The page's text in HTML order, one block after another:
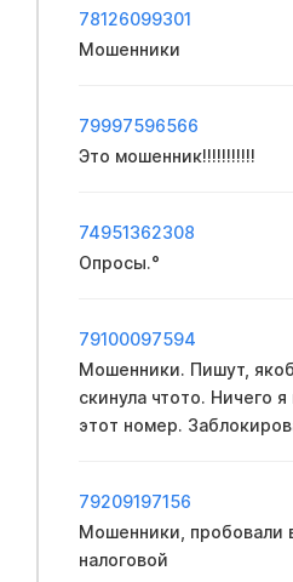
78126099301
Мошенники
79997596566
Это мошенник!!!!!!!!!!!
74951362308
Опросы.°
79100097594
Мошенники. Пишут,
скинула чтото. Ничего
этот номер.
79209197156
Мошенники, пpoбовали
нaлоговой